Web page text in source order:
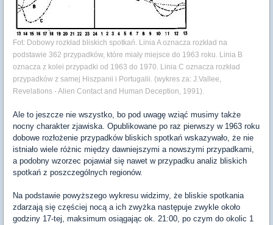
Fot: Dobowy rozkład bliskich spotkań. Linia A oznacza rozkład na
podstawie 362 przypadków, które miały miejsce do 1963 roku. Linia B
oznacza z kolei przypadki od 1963 do 1970. Linia C oznacza rozkład
przypadków z samej Hiszpanii i Portugalii. (wykres za: J.Vallee,
Revelations - Alien Contact and Human Deception, 1991).
Ale to jeszcze nie wszystko, bo pod uwagę wziąć musimy także
nocny charakter zjawiska. Opublikowane po raz pierwszy w 1963 roku
dobowe rozłożenie przypadków bliskich spotkań wskazywało, że nie
istniało wiele różnic między dawniejszymi a nowszymi przypadkami,
a podobny wzorzec pojawiał się nawet w przypadku analiz bliskich
spotkań z poszczególnych regionów.
Na podstawie powyższego wykresu widzimy, że bliskie spotkania
zdarzają się częściej nocą a ich zwyżka następuje zwykle około
godziny 17-tej, maksimum osiągając ok. 21:00, po czym do okolic 1